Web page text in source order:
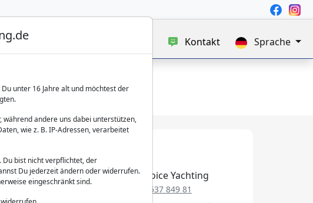
Verkauf Kontakt Sprache
Best Choice Yachting
+49 152 537 849 81
unter 16 Jahre alt und möchtest der
während andere uns dabei unterstützen,
wie z. B. IP-Adressen, verarbeitet
. Du bist nicht verpflichtet, der
Du jederzeit ändern oder widerrufen.
eingeschränkt sind.